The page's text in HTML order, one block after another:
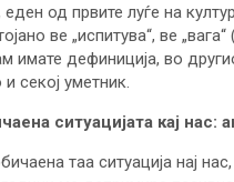
од првите луѓе на
ве „испитува“, ве
имате дефиниција, во
секој уметник.
ситуацијата кај
таа ситуација нај